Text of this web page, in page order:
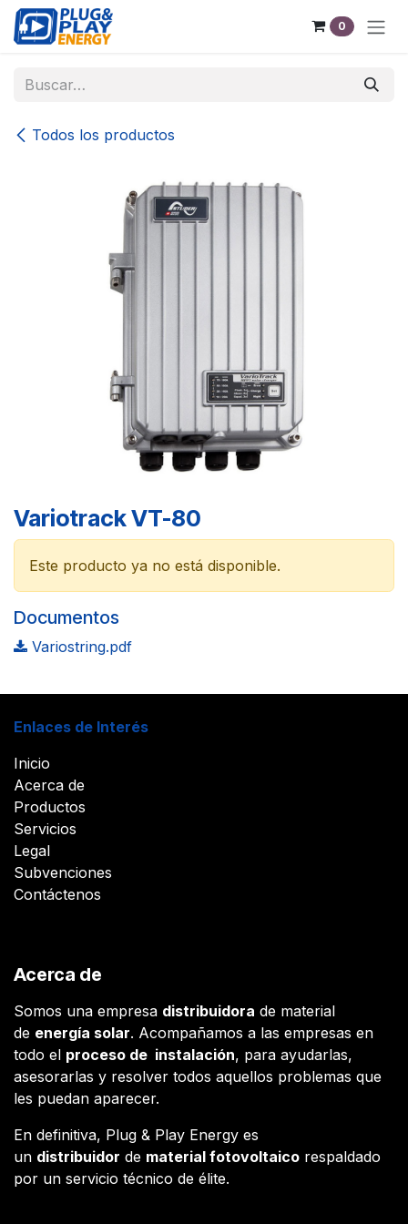
Ir al contenido
0
Todos los productos
Variotrack VT-80
Este producto ya no está disponible.
Documentos
Variostring.pdf
Enlaces de Interés
Inicio
Acerca de
Productos
Servicios
Legal
Subvenciones
Contáctenos
Acerca de
Somos una empresa distribuidora de material
de energía solar. Acompañamos a las empresas en
todo el proceso de instalación, para ayudarlas,
asesorarlas y resolver todos aquellos problemas que
les puedan aparecer.
En definitiva, Plug & Play Energy es
un distribuidor de material fotovoltaico respaldado
por un servicio técnico de élite.